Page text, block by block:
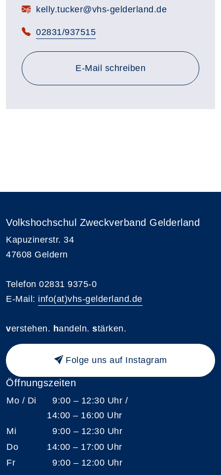
E-Mail:kelly.tucker@vhs-gelderland.de
Telefon:
02831/937515
E-Mail schreiben
Volkshochschul Zweckverband Gelderland
Kapuzinerstr. 34
47608 Geldern
Telefon 02831 9375-0
E-Mail: info(at)vhs-gelderland.de
verstehen. handeln. stärken.
Folge uns auf Instagram
Öffnungszeiten
Mo / Di
9:00 – 12:30 Uhr /
14:00 – 16:00 Uhr
Mi
9:00 – 12:30 Uhr
Do
14:00 – 17:00 Uhr
Fr
9:00 – 12:00 Uhr